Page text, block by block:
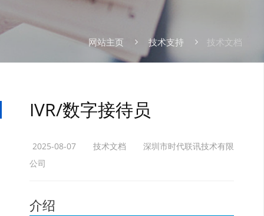
网站主页 技术支持 技术文档
IVR/数字接待员
2025-08-07 技术文档
深圳市时代联讯技术有限
公司
介绍